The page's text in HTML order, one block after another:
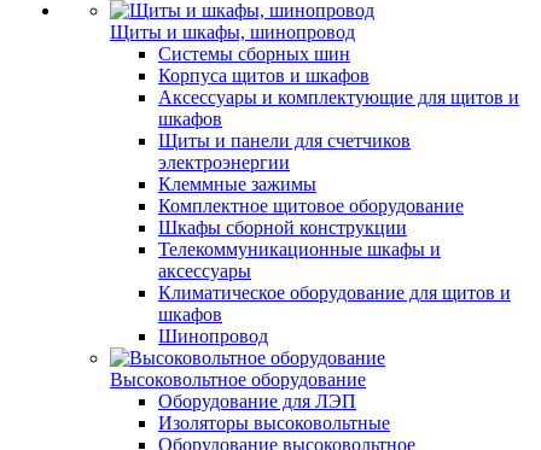
Щиты и шкафы, шинопровод
Системы сборных шин
Корпуса щитов и шкафов
Аксессуары и комплектующие для щитов и
шкафов
Щиты и панели для счетчиков
электроэнергии
Клеммные зажимы
Комплектное щитовое оборудование
Шкафы сборной конструкции
Телекоммуникационные шкафы и
аксессуары
Климатическое оборудование для щитов и
шкафов
Шинопровод
Высоковольтное оборудование
Оборудование для ЛЭП
Изоляторы высоковольтные
Оборудование высоковольтное